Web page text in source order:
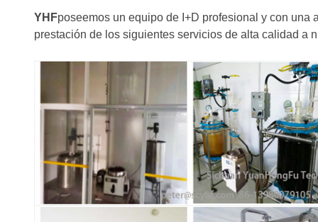
YHFposeemos un equipo de I+D profesional y con
prestación de los siguientes servicios de alta calidad a